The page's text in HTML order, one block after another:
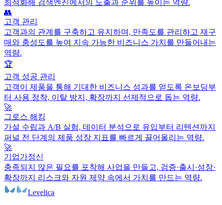
최적화해 검색엔진에서의 노출과 순위를 높이는 역량.
👥
고객 관리
고객과의 관계를 구축하고 유지하며, 만족도를 관리하고 재구
매와 충성도를 높여 지속 가능한 비즈니스 가치를 만들어내는
역량.
🏆
고객 성공 관리
고객이 제품을 통해 기대한 비즈니스 성과를 얻도록 온보딩부
터 사용 정착, 이탈 방지, 확장까지 선제적으로 돕는 역량.
🚀
그로스 해킹
가설 수립과 A/B 실험, 데이터 분석으로 유입부터 리텐션까지
퍼널 전 단계의 제품 성장 지표를 빠르게 끌어올리는 역량.
🚀
기업가정신
충족되지 않은 필요를 포착해 사업을 만들고, 검증·출시·성장·
확장까지 리스크와 자원 제약 속에서 가치를 만드는 역량.
Levelica